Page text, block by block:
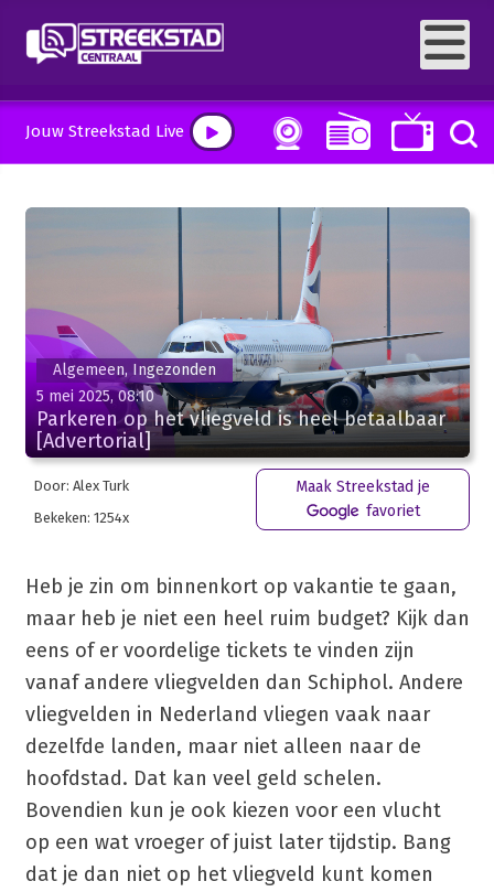
Jouw Streekstad Live
Algemeen, Ingezonden
5 mei 2025, 08:10
Parkeren op het vliegveld is heel betaalbaar
[Advertorial]
Door: Alex Turk
Bekeken: 1254x
Maak Streekstad je
favoriet
Heb je zin om binnenkort op vakantie te gaan,
maar heb je niet een heel ruim budget? Kijk dan
eens of er voordelige tickets te vinden zijn
vanaf andere vliegvelden dan Schiphol. Andere
vliegvelden in Nederland vliegen vaak naar
dezelfde landen, maar niet alleen naar de
hoofdstad. Dat kan veel geld schelen.
Bovendien kun je ook kiezen voor een vlucht
op een wat vroeger of juist later tijdstip. Bang
dat je dan niet op het vliegveld kunt komen